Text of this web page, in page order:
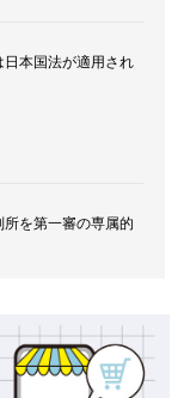
本国法が適用され
を第一審の専属的